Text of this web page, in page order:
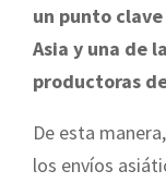
un punto
Asia y una de
productoras
De esta
los envíos